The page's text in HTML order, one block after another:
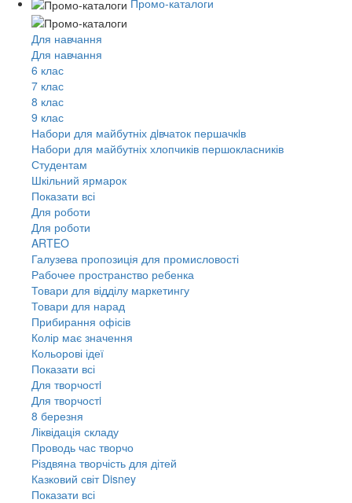
Промо-каталоги
Для навчання
Для навчання
6 клас
7 клас
8 клас
9 клас
Набори для майбутніх дiвчаток першачкiв
Набори для майбутніх хлопчиків першокласників
Студентам
Шкільний ярмарок
Показати всі
Для роботи
Для роботи
ARTEO
Галузева пропозиція для промисловості
Рабочее пространство ребенка
Товари для відділу маркетингу
Товари для нарад
Прибирання офісів
Колір має значення
Кольорові ідеї
Показати всі
Для творчостi
Для творчостi
8 березня
Ліквідація складу
Проводь час творчо
Різдвяна творчість для дітей
Казковий світ Disney
Показати всі